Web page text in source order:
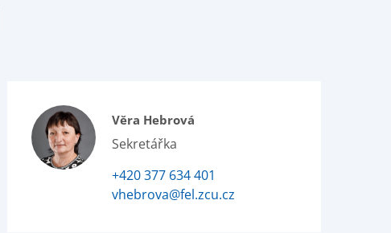
Věra Hebrová
Sekretářka
+420 377 634 401
vhebrova@fel.zcu.cz